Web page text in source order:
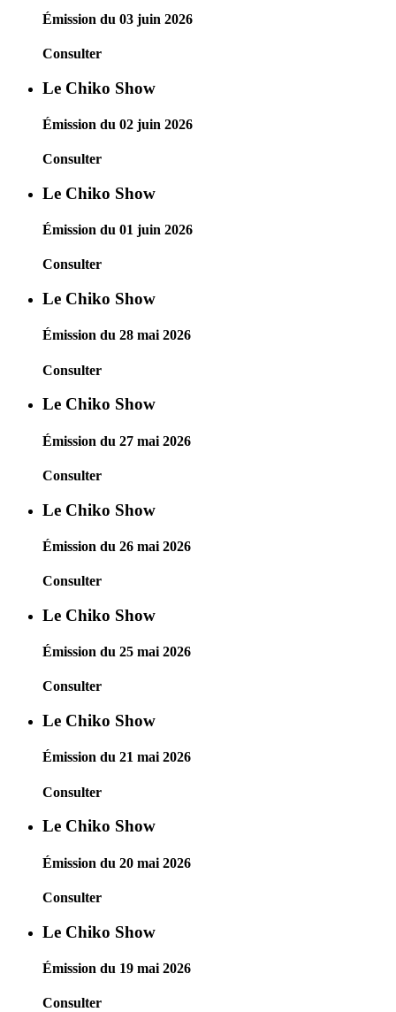
Émission du 03 juin 2026
Consulter
Le Chiko Show
Émission du 02 juin 2026
Consulter
Le Chiko Show
Émission du 01 juin 2026
Consulter
Le Chiko Show
Émission du 28 mai 2026
Consulter
Le Chiko Show
Émission du 27 mai 2026
Consulter
Le Chiko Show
Émission du 26 mai 2026
Consulter
Le Chiko Show
Émission du 25 mai 2026
Consulter
Le Chiko Show
Émission du 21 mai 2026
Consulter
Le Chiko Show
Émission du 20 mai 2026
Consulter
Le Chiko Show
Émission du 19 mai 2026
Consulter